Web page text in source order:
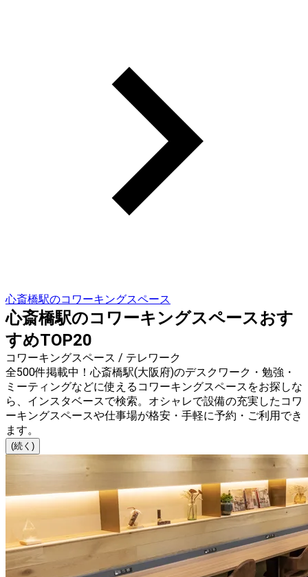
心斎橋駅のコワーキングスペース
心斎橋駅のコワーキングスペースおす
すめTOP20
コワーキングスペース / テレワーク
全500件掲載中！心斎橋駅(大阪府)のデスクワーク・勉強・
ミーティングなどに使えるコワーキングスペースをお探しな
ら、インスタベースで検索。オシャレで設備の充実したコワ
ーキングスペースや仕事場が格安・手軽に予約・ご利用でき
ます。
(続く)